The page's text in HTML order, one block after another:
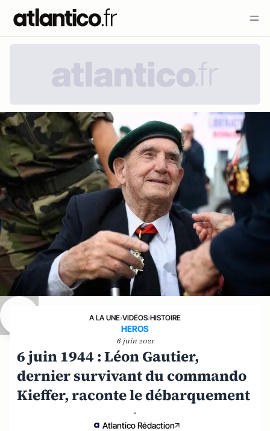
A LA UNE›VIDÉOS›HISTOIRE
HEROS
6 juin 2021
6 juin 1944 : Léon Gautier,
dernier survivant du commando
Kieffer, raconte le débarquement
-
Atlantico Rédaction